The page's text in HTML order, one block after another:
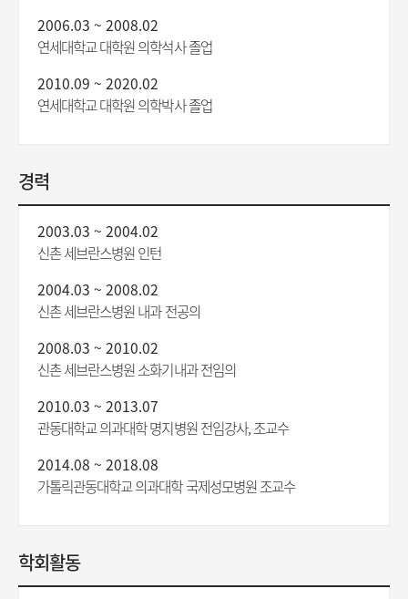
2006.03 ~ 2008.02
연세대학교 대학원 의학석사 졸업
2010.09 ~ 2020.02
연세대학교 대학원 의학박사 졸업
경력
2003.03 ~ 2004.02
신촌 세브란스병원 인턴
2004.03 ~ 2008.02
신촌 세브란스병원 내과 전공의
2008.03 ~ 2010.02
신촌 세브란스병원 소화기내과 전임의
2010.03 ~ 2013.07
관동대학교 의과대학 명지병원 전임강사, 조교수
2014.08 ~ 2018.08
가톨릭관동대학교 의과대학 국제성모병원 조교수
학회활동